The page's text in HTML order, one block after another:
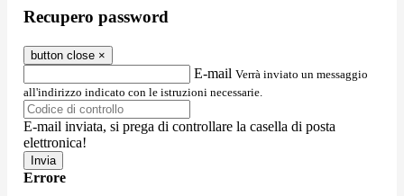
Recupero password
button close ×
E-mail Verrà inviato un messaggio
all'indirizzo indicato con le istruzioni necessarie.
E-mail inviata, si prega di controllare la casella di posta
elettronica!
Errore